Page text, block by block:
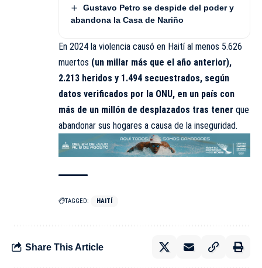
Gustavo Petro se despide del poder y
abandona la Casa de Nariño
En 2024 la violencia causó en Haití al menos 5.626
muertos (un millar más que el año anterior),
2.213 heridos y 1.494 secuestrados, según
datos verificados por la ONU, en un país con
más de un millón de desplazados tras tener que
abandonar sus hogares a causa de la inseguridad.
TAGGED: HAITÍ
Share This Article